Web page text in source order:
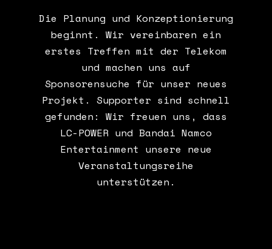
Die Planung und Konzeptionierung
beginnt. Wir vereinbaren ein
erstes Treffen mit der Telekom
und machen uns auf
Sponsorensuche für unser neues
Projekt. Supporter sind schnell
gefunden: Wir freuen uns, dass
LC-POWER und Bandai Namco
Entertainment unsere neue
Veranstaltungsreihe
unterstützen.